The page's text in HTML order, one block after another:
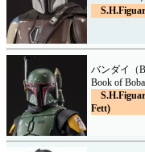
バンダイ（
Book of
Fett)